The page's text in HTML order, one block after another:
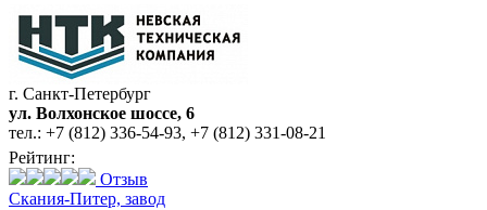
г. Санкт-Петербург
ул. Волхонское шоссе, 6
тел.: +7 (812) 336-54-93, +7 (812) 331-08-21
Рейтинг:
Отзыв
Скания-Питер, завод